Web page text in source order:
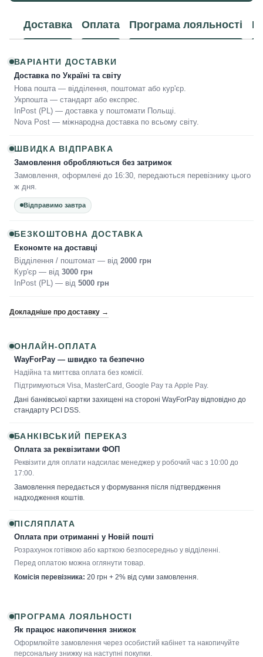
Доставка Оплата Програма лояльності
ВАРІАНТИ ДОСТАВКИ
Доставка по Україні та світу
Нова пошта — відділення, поштомат або кур'єр.
Укрпошта — стандарт або експрес.
InPost (PL) — доставка у поштомати Польщі.
Nova Post — міжнародна доставка по всьому світу.
ШВИДКА ВІДПРАВКА
Замовлення обробляються без затримок
Замовлення, оформлені до 16:30, передаються перевізнику цього
ж дня.
Відправимо завтра
БЕЗКОШТОВНА ДОСТАВКА
Економте на доставці
Відділення / поштомат — від 2000 грн
Кур'єр — від 3000 грн
InPost (PL) — від 5000 грн
Докладніше про доставку →
ОНЛАЙН-ОПЛАТА
WayForPay — швидко та безпечно
Надійна та миттєва оплата без комісії.
Підтримуються Visa, MasterCard, Google Pay та Apple Pay.
Дані банківської картки захищені на стороні WayForPay відповідно до
стандарту PCI DSS.
БАНКІВСЬКИЙ ПЕРЕКАЗ
Оплата за реквізитами ФОП
Реквізити для оплати надсилає менеджер у робочий час з 10:00 до
17:00.
Замовлення передається у формування після підтвердження
надходження коштів.
ПІСЛЯПЛАТА
Оплата при отриманні у Новій пошті
Розрахунок готівкою або карткою безпосередньо у відділенні.
Перед оплатою можна оглянути товар.
Комісія перевізника: 20 грн + 2% від суми замовлення.
ПРОГРАМА ЛОЯЛЬНОСТІ
Як працює накопичення знижок
Оформлюйте замовлення через особистий кабінет та накопичуйте
персональну знижку на наступні покупки.